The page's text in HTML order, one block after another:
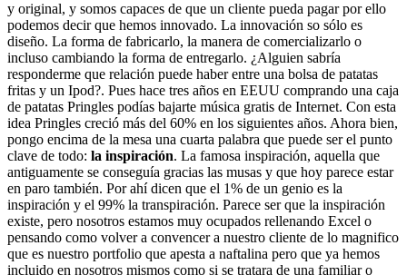
y original, y somos capaces de que un cliente pueda pagar por ello
podemos decir que hemos innovado. La innovación so sólo es
diseño. La forma de fabricarlo, la manera de comercializarlo o
incluso cambiando la forma de entregarlo. ¿Alguien sabría
responderme que relación puede haber entre una bolsa de patatas
fritas y un Ipod?. Pues hace tres años en EEUU comprando una caja
de patatas Pringles podías bajarte música gratis de Internet. Con esta
idea Pringles creció más del 60% en los siguientes años. Ahora bien,
pongo encima de la mesa una cuarta palabra que puede ser el punto
clave de todo: la inspiración. La famosa inspiración, aquella que
antiguamente se conseguía gracias las musas y que hoy parece estar
en paro también. Por ahí dicen que el 1% de un genio es la
inspiración y el 99% la transpiración. Parece ser que la inspiración
existe, pero nosotros estamos muy ocupados rellenando Excel o
pensando como volver a convencer a nuestro cliente de lo magnifico
que es nuestro portfolio que apesta a naftalina pero que ya hemos
incluido en nosotros mismos como si se tratara de una familiar o